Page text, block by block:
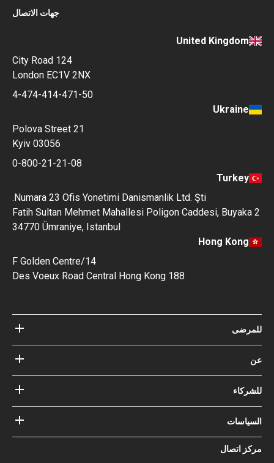
جهات الاتصال
United Kingdom
London EC1V 2NX
4-474-414-471-50
Ukraine
Polova Street 21
Kyiv 03056
0-800-21-21-08
Turkey
Numara 23 Ofis Yonetimi Danismanlik Ltd. Şti.
Fatih Sultan Mehmet Mahallesi Poligon Caddesi,
34770 Ümraniye, Istanbul
Hong Kong
مستشفيات
مدونة
ضماناتك مع
عن Bookimed
أطباؤنا
خبير المجلس الاستشاري الطبي
Bookimed
التأثير الاجتماعي وأضواء الإعلام
أضف المستشفى الخاص بك
شروط الإستخدام
اتصال